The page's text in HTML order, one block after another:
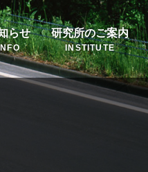
らせ 研究所のご案内
INSTITUTE